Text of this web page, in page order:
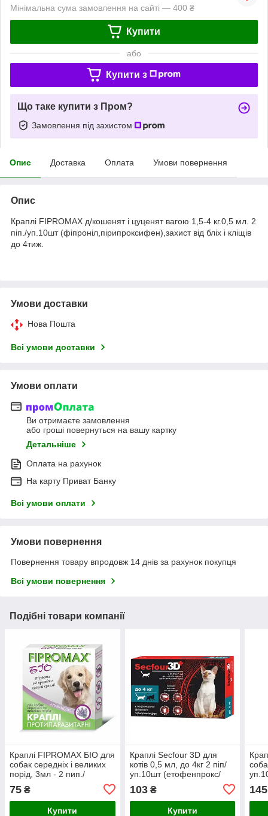
Мінімальна сума замовлення на сайті — 400 ₴
Купити
або
Купити з
Що таке купити з Пром?
Замовлення під захистом
Опис Доставка Оплата Умови повернення
Опис
Краплі FIPROMAX д/кошенят і цуценят вагою 1,5-4 кг.0,5 мл. 2
піп./уп.10шт (фіпроніл,пірипроксифен),захист від бліх і кліщів
до 4тиж.
Умови доставки
Нова Пошта
Всі умови доставки
Умови оплати
Ви отримаєте замовлення
або гроші повернуться на вашу картку
Детальніше
Оплата на рахунок
На карту Приват Банку
Всі умови оплати
Умови повернення
Повернення товару впродовж 14 днів за рахунок покупця
Всі умови повернення
Подібні товари компанії
Краплі FIPROMAX БІО для
собак середніх і великих
порід, 3мл - 2 пип./
уп.10шт. профілактика від
паразитів до 4 тиж.
75 ₴
Купити
Краплі Secfour 3D для
котів 0,5 мл, до 4кг 2 піп/
уп.10шт (етофенпрокс/
пірипроксифен),захист від
бліх і кліщів 4тиж.
103₴
Купити
бліх
145